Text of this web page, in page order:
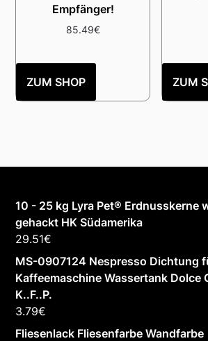
Empfänger!
85.49€
ZUM SHOP ZUM
10 - 25 kg Lyra Pet® Erdnusskerne
gehackt HK Südamerika
29.51€
MS-0907124 Nespresso Dichtung
Kaffeemaschine Wassertank Dolce
K..F..P.
3.79€
Fliesenlack Fliesenfarbe Wandfarbe